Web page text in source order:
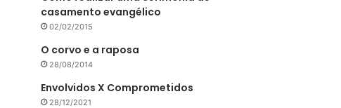
casamento evangélico
02/02/2015
O corvo e a raposa
28/08/2014
Envolvidos X Comprometidos
28/12/2021